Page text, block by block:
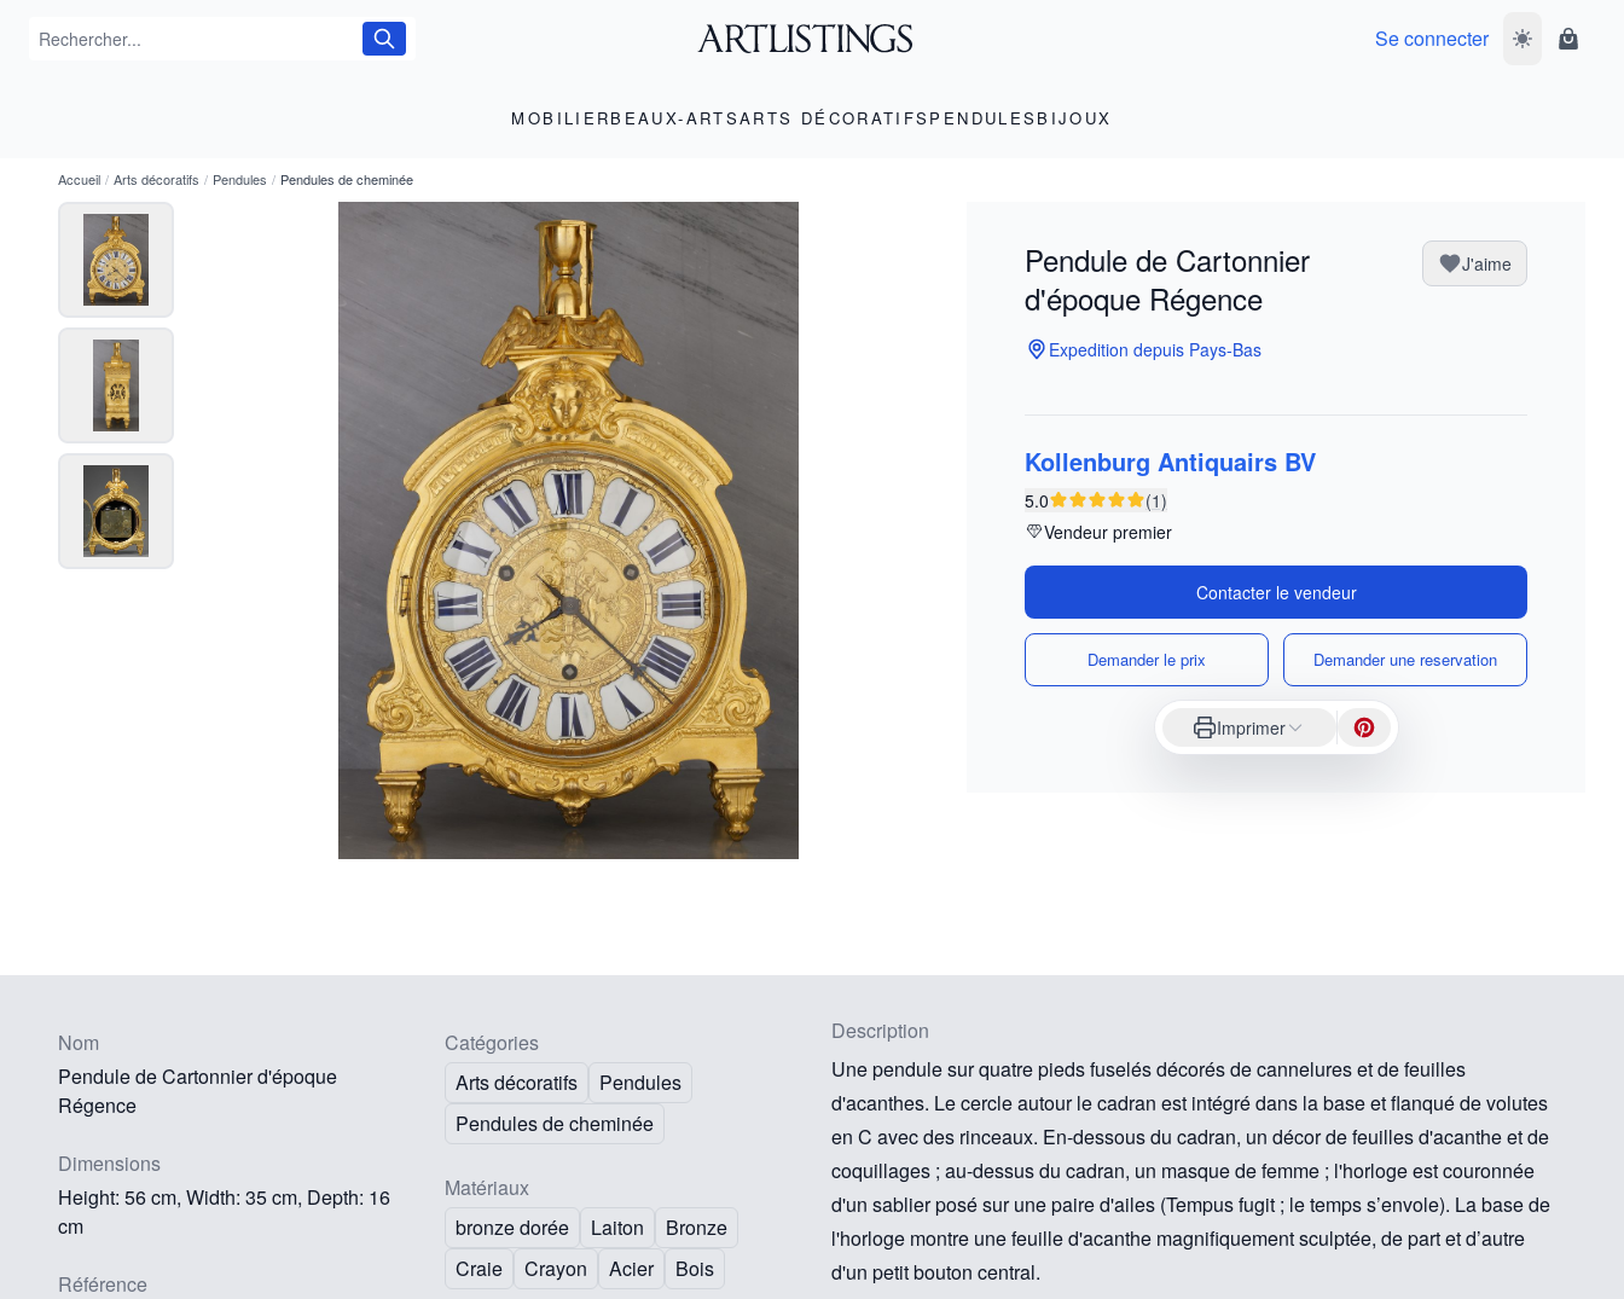
Se connecter Basculer le
Panier
MOBILIERBEAUX-ARTSARTS DÉCORATIFS PENDULES BIJOUX
Accueil / Arts décoratifs / Pendules / Pendules de cheminée
Pendule de Cartonnier
d'époque Régence
J'aime
Expedition depuis Pays-Bas
Kollenburg Antiquairs BV
5.0
(1)
Vendeur premier
Contacter le vendeur
Demander le prix Demander une reservation
Imprimer
Nom
Pendule de Cartonnier d'époque
Régence
Dimensions
Height: 56 cm, Width: 35 cm, Depth: 16
cm
Référence
Catégories
Arts décoratifs
Pendules
Pendules de cheminée
Matériaux
bronze dorée
Laiton
Bronze
Craie
Crayon Acier Bois
Description
Une pendule sur quatre pieds fuselés décorés de cannelures et de feuilles
d'acanthes. Le cercle autour le cadran est intégré dans la base et flanqué de volutes
en C avec des rinceaux. En-dessous du cadran, un décor de feuilles d'acanthe et de
coquillages ; au-dessus du cadran, un masque de femme ; l'horloge est couronnée
d'un sablier posé sur une paire d'ailes (Tempus fugit ; le temps s’envole). La base de
l'horloge montre une feuille d'acanthe magnifiquement sculptée, de part et d’autre
d'un petit bouton central.